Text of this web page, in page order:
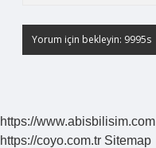
https://www.abisbilisim.com
https://coyo.com.tr Sitemap